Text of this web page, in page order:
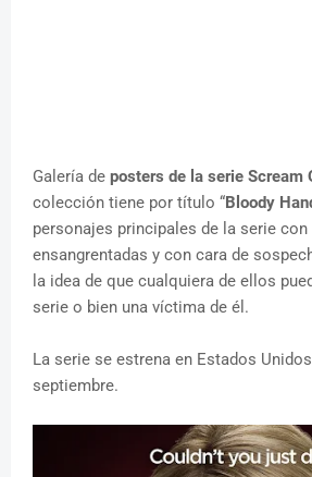
Galería de posters de la serie Scream
colección tiene por título “Bloody
personajes principales de la serie
ensangrentadas y con cara de
la idea de que cualquiera de ellos
serie o bien una víctima de él.
La serie se estrena en Estados
septiembre.